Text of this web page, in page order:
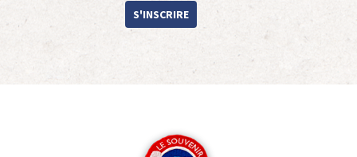
S'INSCRIRE